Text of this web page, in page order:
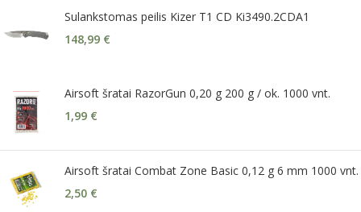
Sulankstomas peilis Kizer T1 CD Ki3490.2CDA1
148,99 €
Airsoft šratai RazorGun 0,20 g 200 g / ok. 1000 vnt.
1,99 €
Airsoft šratai Combat Zone Basic 0,12 g 6 mm 1000 vnt.
2,50 €